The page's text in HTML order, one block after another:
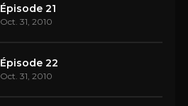
Épisode 21
Oct. 31, 2010
Épisode 22
Oct. 31, 2010